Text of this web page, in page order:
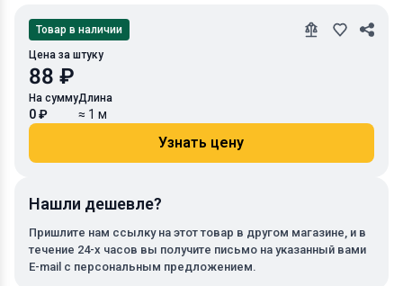
Товар в наличии
Цена за штуку
88 ₽
На сумму
0 ₽
Длина
≈ 1 м
Узнать цену
Нашли дешевле?
Пришлите нам ссылку на этот товар в другом магазине, и в
течение 24-х часов вы получите письмо на указанный вами
E-mail с персональным предложением.